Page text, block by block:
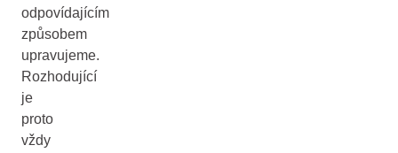
odpovídajícím
způsobem
upravujeme.
Rozhodující
je
proto
vždy